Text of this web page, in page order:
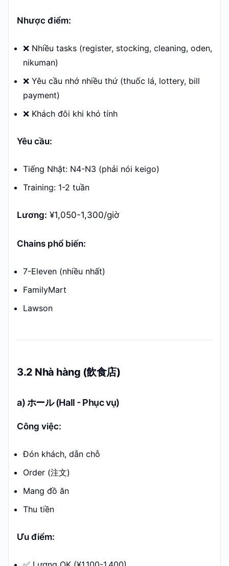
Nhược điểm:
❌ Nhiều tasks (register, stocking, cleaning, oden,
nikuman)
❌ Yêu cầu nhớ nhiều thứ (thuốc lá, lottery, bill
payment)
❌ Khách đôi khi khó tính
Yêu cầu:
Tiếng Nhật: N4-N3 (phải nói keigo)
Training: 1-2 tuần
Lương: ¥1,050-1,300/giờ
Chains phổ biến:
7-Eleven (nhiều nhất)
FamilyMart
Lawson
3.2 Nhà hàng (飲食店)
a) ホール (Hall - Phục vụ)
Công việc:
Đón khách, dẫn chỗ
Order (注文)
Mang đồ ăn
Thu tiền
Ưu điểm: